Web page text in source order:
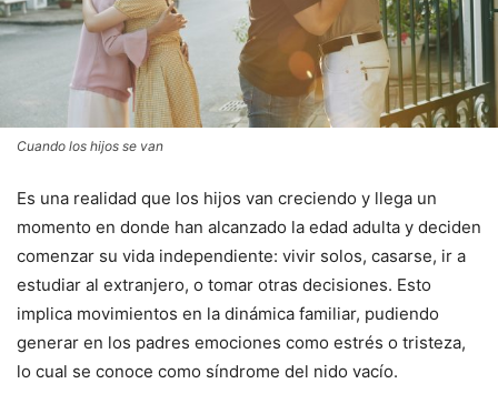
Cuando los hijos se van
Es una realidad que los hijos van creciendo y llega un
momento en donde han alcanzado la edad adulta y deciden
comenzar su vida independiente: vivir solos, casarse, ir a
estudiar al extranjero, o tomar otras decisiones. Esto
implica movimientos en la dinámica familiar, pudiendo
generar en los padres emociones como estrés o tristeza,
lo cual se conoce como síndrome del nido vacío.